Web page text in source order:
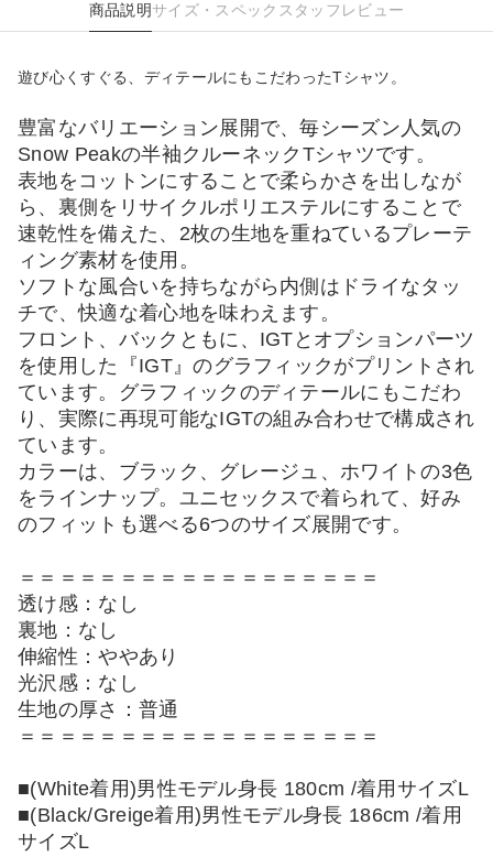
商品説明サイズ・スペック スタッフレビュー
遊び心くすぐる、ディテールにもこだわったTシャツ。
豊富なバリエーション展開で、毎シーズン人気の
Snow Peakの半袖クルーネックTシャツです。
表地をコットンにすることで柔らかさを出しなが
ら、裏側をリサイクルポリエステルにすることで
速乾性を備えた、2枚の生地を重ねているプレーテ
ィング素材を使用。
ソフトな風合いを持ちながら内側はドライなタッ
チで、快適な着心地を味わえます。
フロント、バックともに、IGTとオプションパーツ
を使用した『IGT』のグラフィックがプリントされ
ています。グラフィックのディテールにもこだわ
り、実際に再現可能なIGTの組み合わせで構成され
ています。
カラーは、ブラック、グレージュ、ホワイトの3色
をラインナップ。ユニセックスで着られて、好み
のフィットも選べる6つのサイズ展開です。
＝＝＝＝＝＝＝＝＝＝＝＝＝＝＝＝＝＝
透け感：なし
裏地：なし
伸縮性：ややあり
光沢感：なし
生地の厚さ：普通
＝＝＝＝＝＝＝＝＝＝＝＝＝＝＝＝＝＝
■(White着用)男性モデル身長 180cm /着用サイズL
■(Black/Greige着用)男性モデル身長 186cm /着用
サイズL